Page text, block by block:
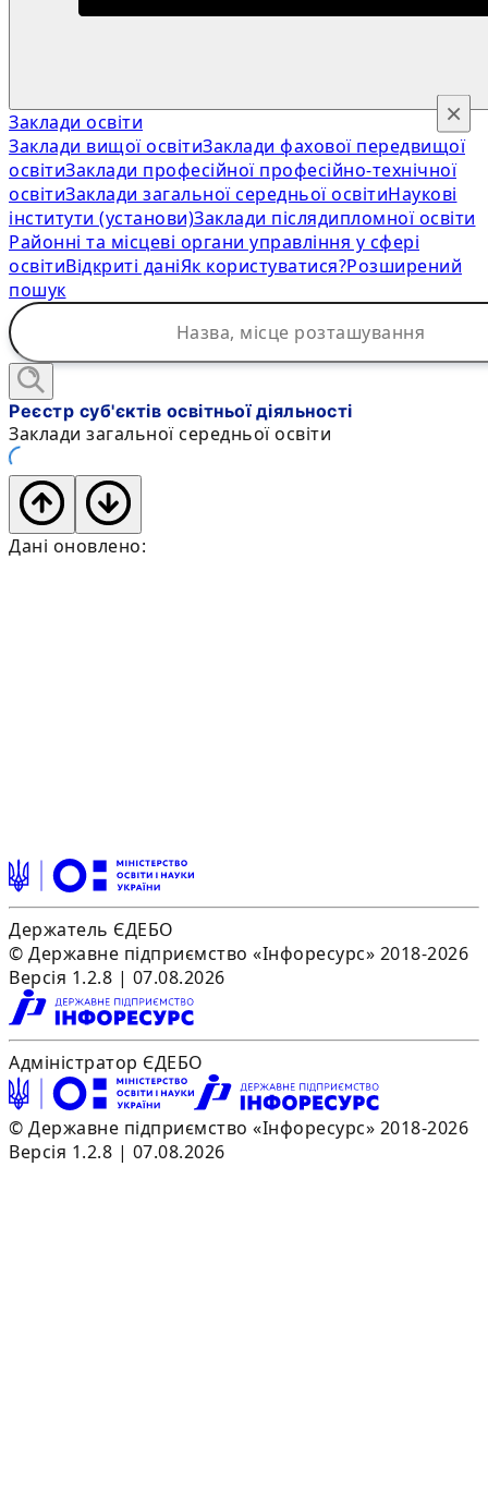
Заклади освіти
Заклади вищої освітиЗаклади фахової передвищої
освітиЗаклади професійної професійно-технічної
освітиЗаклади загальної середньої освітиНаукові
інститути (установи)Заклади післядипломної освіти
Районні та місцеві органи управління у сфері
освітиВідкриті даніЯк користуватися?Розширений
пошук
×
Реєстр суб'єктів освітньої діяльності
Заклади загальної середньої освіти
Дані оновлено:
Держатель ЄДЕБО
© Державне підприємство «Інфоресурс» 2018-2026
Версія 1.2.8 | 07.08.2026
Адміністратор ЄДЕБО
© Державне підприємство «Інфоресурс» 2018-2026
Версія 1.2.8 | 07.08.2026